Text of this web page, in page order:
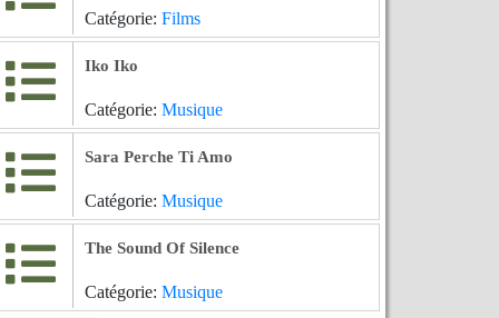
Catégorie: Films
Iko Iko
Catégorie: Musique
Sara Perche Ti Amo
Catégorie: Musique
The Sound Of Silence
Catégorie: Musique